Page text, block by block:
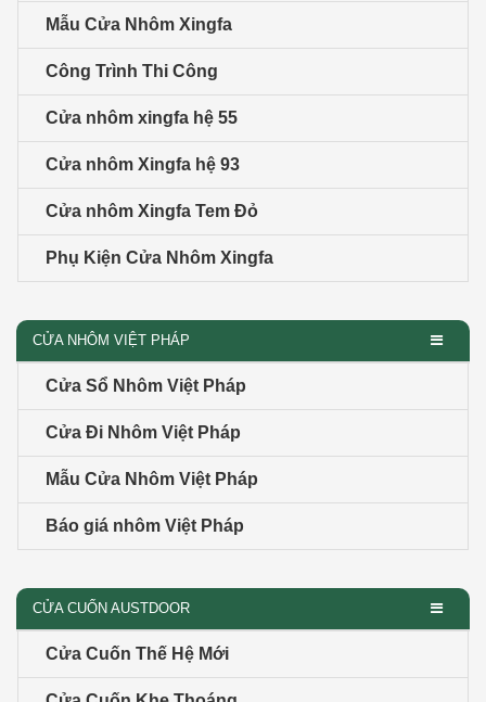
Mẫu Cửa Nhôm Xingfa
Công Trình Thi Công
Cửa nhôm xingfa hệ 55
Cửa nhôm Xingfa hệ 93
Cửa nhôm Xingfa Tem Đỏ
Phụ Kiện Cửa Nhôm Xingfa
CỬA NHÔM VIỆT PHÁP
Cửa Sổ Nhôm Việt Pháp
Cửa Đi Nhôm Việt Pháp
Mẫu Cửa Nhôm Việt Pháp
Báo giá nhôm Việt Pháp
CỬA CUỐN AUSTDOOR
Cửa Cuốn Thế Hệ Mới